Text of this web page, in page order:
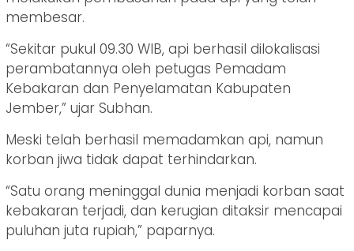
membesar.
“Sekitar pukul 09.30 WIB, api berhasil dilokalisasi
perambatannya oleh petugas Pemadam
Kebakaran dan Penyelamatan Kabupaten
Jember,” ujar Subhan.
Meski telah berhasil memadamkan api, namun
korban jiwa tidak dapat terhindarkan.
“Satu orang meninggal dunia menjadi korban saat
kebakaran terjadi, dan kerugian ditaksir mencapai
puluhan juta rupiah,” paparnya.